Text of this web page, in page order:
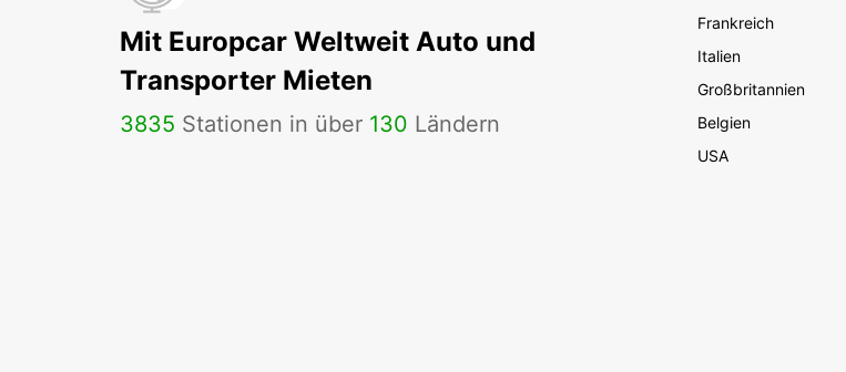
Mit Europcar Weltweit Auto und
Transporter Mieten
3835 Stationen in über 130 Ländern
Frankreich
Italien
Großbritannien
Belgien
USA